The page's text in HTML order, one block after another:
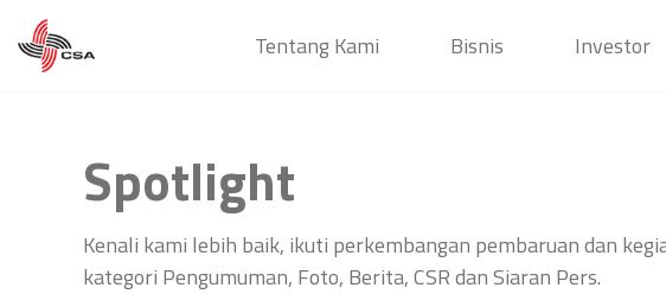
Tentang Kami Bisnis Investor
Spotlight
Kenali kami lebih baik, ikuti perkembangan pembaruan dan
kategori Pengumuman, Foto, Berita, CSR dan Siaran Pers.